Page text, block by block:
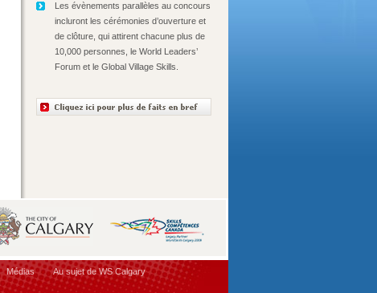
Les évènements parallèles au concours
incluront les cérémonies d’ouverture et
de clôture, qui attirent chacune plus de
10,000 personnes, le World Leaders’
Forum et le Global Village Skills.
Médias Au sujet de WS Calgary